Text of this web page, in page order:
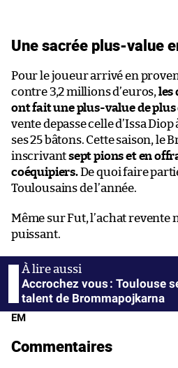
Une sacrée plus-value
Pour le joueur arrivé en
contre 3,2 millions d’euros, les
ont fait une plus-value de plus
vente depasse celle d’Issa Diop
ses 25 bâtons. Cette saison, le
inscrivantsept pions et en
coéquipiers.De quoi faire
Toulousains de l’année.
Même sur Fut, l’achat revente
puissant.
Accrochez vous : Toulouse
talent de Brommapojkarna
EM
Commentaires